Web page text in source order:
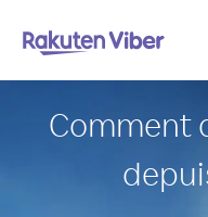
Comment